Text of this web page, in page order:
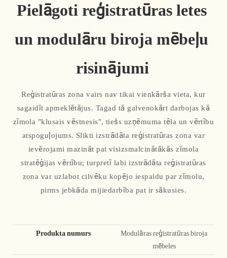
Pielāgoti reģistratūras letes
un modulāru biroja mēbeļu
risinājumi
Reģistratūras zona vairs nav tikai vienkārša vieta, kur
sagaidīt apmeklētājus. Tagad tā galvenokārt darbojas kā
zīmola "klusais vēstnesis", tiešs uzņēmuma tēla un vērtību
atspoguļojums. Slikti izstrādāta reģistratūras zona var
ievērojami mazināt pat visizsmalcinātākās zīmola
stratēģijas vērtību; turpretī labi izstrādāta reģistratūras
zona var uzlabot cilvēku kopējo iespaidu par zīmolu,
pirms jebkāda mijiedarbība pat ir sākusies.
Produkta numurs
Modulāras reģistratūras biroja
mēbeles